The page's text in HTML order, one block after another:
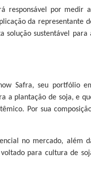
responsável por medir
da representante
solução sustentável para
Safra, seu portfólio
a plantação de soja, e
Por sua
no mercado, além
para cultura de